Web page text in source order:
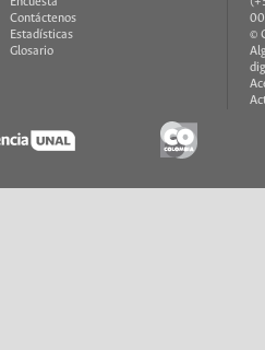
Encuesta
Contáctenos
Estadísticas
Glosario
©